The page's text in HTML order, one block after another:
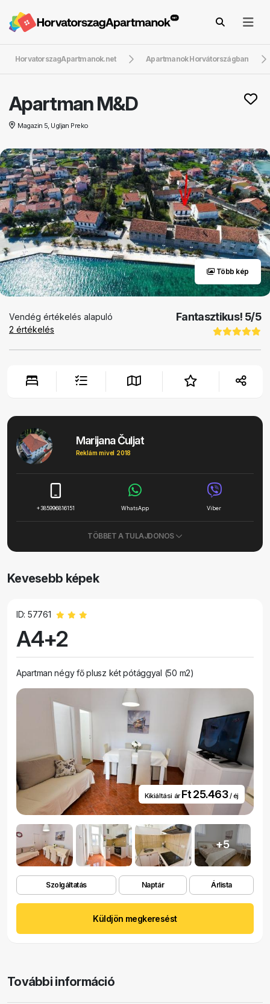
HorvatorszagApartmanok.net Apartmanok Horvátországban
Apartman M&D
Magazin 5, Ugljan Preko
Több kép
Vendég értékelés alapuló
2 értékelés
Fantasztikus! 5/5
Marijana Čuljat
Reklám mivel 2018
+385996816151 WhatsApp Viber
TÖBBET A TULAJDONOS
Kevesebb képek
ID: 57761
A4+2
Apartman négy fő plusz két pótággyal (50 m2)
Kikiáltási ár Ft 25.463/ éj
+5
Szolgáltatás Naptár Árlista
Küldjön megkeresést
További információ